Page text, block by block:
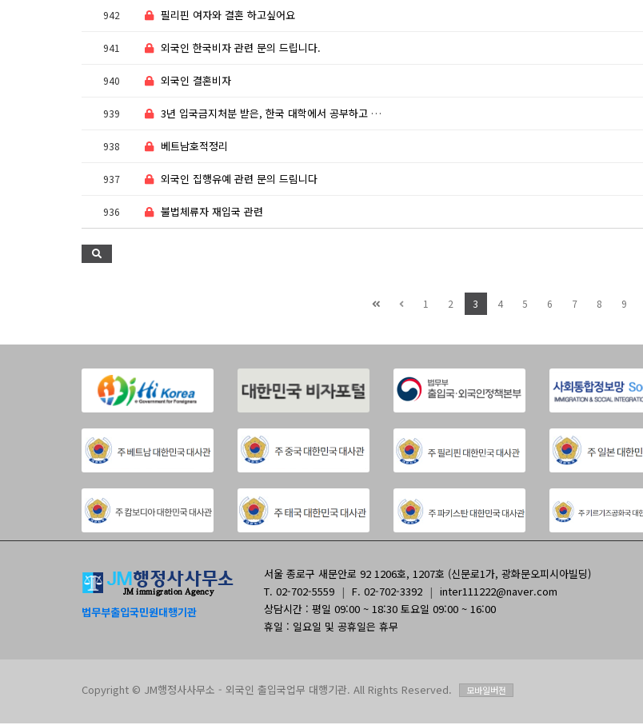
942 필리핀 여자와 결혼 하고싶어요
941 외국인 한국비자 관련 문의 드립니다.
940 외국인 결혼비자
939 3년 입국금지처분 받은, 한국 대학에서 공부하고 싶어하는 학생
938 베트남호적정리
937 외국인 집행유예 관련 문의 드림니다
936 불법체류자 재입국 관련
1 2 3 4 5 6 7 8 9
법무부출입국민원대행기관
서울 종로구 새문안로 92 1206호, 1207호 (신문로1가, 광화문오피시아빌딩)
T. 02-702-5559 | F. 02-702-3392 | inter111222@naver.com
상담시간 : 평일 09:00 ~ 18:30 토요일 09:00 ~ 16:00
휴일 : 일요일 및 공휴일은 휴무
Copyright © JM행정사사무소 - 외국인 출입국업무 대행기관. All Rights Reserved. 모바일버전